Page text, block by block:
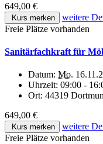
649,00 €
Kurs merken
weitere
Freie Plätze vorhanden
Sanitärfachkraft für
Datum: Mo.
Uhrzeit: 09:00 -
Ort: 44319
649,00 €
Kurs merken
weitere
Freie Plätze vorhanden